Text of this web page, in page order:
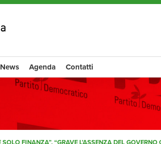
News Agenda Contatti